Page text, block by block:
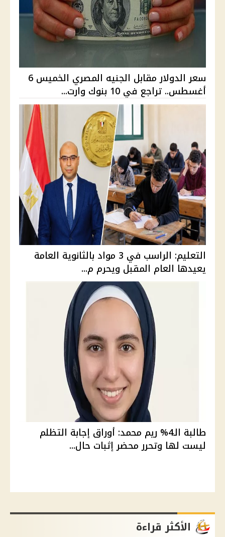
سعر الدولار مقابل الجنيه المصري الخميس 6
أغسطس.. تراجع في 10 بنوك وارت...
التعليم: الراسب في 3 مواد بالثانوية العامة
يعيدها العام المقبل ويحرم م...
طالبة الـ4% ريم محمد: أوراق إجابة التظلم
ليست لها وتحرر محضر إثبات حال...
الأكثر قراءة